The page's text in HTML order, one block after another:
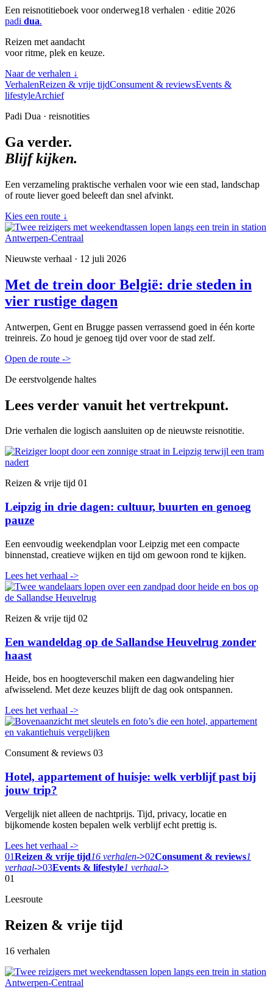
Een reisnotitieboek voor onderweg18 verhalen · editie 2026
padi dua.
Reizen met aandacht
voor ritme, plek en keuze.
Naar de verhalen ↓
VerhalenReizen & vrije tijdConsument & reviewsEvents &
lifestyleArchief
Padi Dua · reisnotities
Ga verder.
Blijf kijken.
Een verzameling praktische verhalen voor wie een stad, landschap
of route liever goed beleeft dan snel afvinkt.
Kies een route ↓
Nieuwste verhaal · 12 juli 2026
Met de trein door België: drie steden in
vier rustige dagen
Antwerpen, Gent en Brugge passen verrassend goed in één korte
treinreis. Zo houd je genoeg tijd over voor de stad zelf.
Open de route ->
De eerstvolgende haltes
Lees verder vanuit het vertrekpunt.
Drie verhalen die logisch aansluiten op de nieuwste reisnotitie.
Reizen & vrije tijd 01
Leipzig in drie dagen: cultuur, buurten en genoeg
pauze
Een eenvoudig weekendplan voor Leipzig met een compacte
binnenstad, creatieve wijken en tijd om gewoon rond te kijken.
Lees het verhaal ->
Reizen & vrije tijd 02
Een wandeldag op de Sallandse Heuvelrug zonder
haast
Heide, bos en hoogteverschil maken een dagwandeling hier
afwisselend. Met deze keuzes blijft de dag ook ontspannen.
Lees het verhaal ->
Consument & reviews 03
Hotel, appartement of huisje: welk verblijf past bij
jouw trip?
Vergelijk niet alleen de nachtprijs. Tijd, privacy, locatie en
bijkomende kosten bepalen welk verblijf echt prettig is.
Lees het verhaal ->
01Reizen & vrije tijd16 verhalen->02Consument & reviews1
verhaal->03Events & lifestyle1 verhaal->
01
Leesroute
Reizen & vrije tijd
16 verhalen